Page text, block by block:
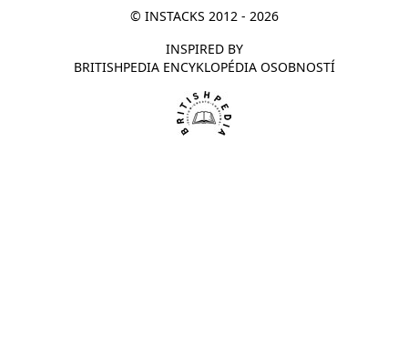
© INSTACKS 2012 - 2026
INSPIRED BY
BRITISHPEDIA ENCYKLOPÉDIA OSOBNOSTÍ